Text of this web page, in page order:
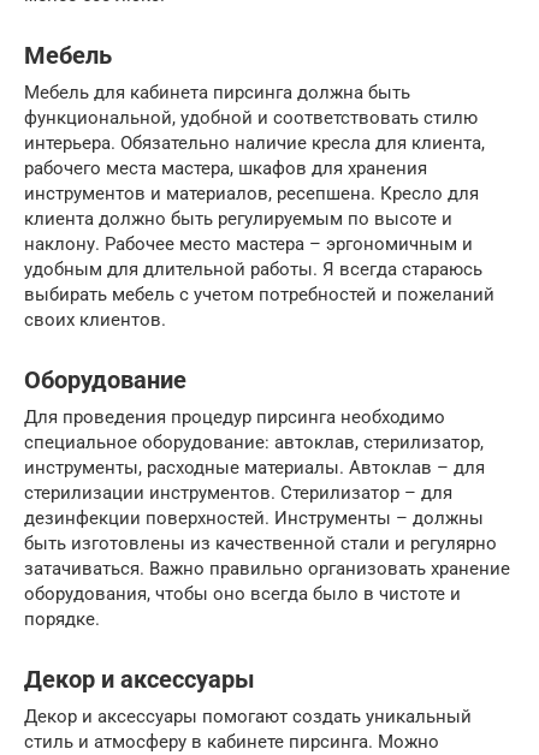
Мебель
Мебель для кабинета пирсинга должна быть
функциональной, удобной и соответствовать стилю
интерьера. Обязательно наличие кресла для клиента,
рабочего места мастера, шкафов для хранения
инструментов и материалов, ресепшена. Кресло для
клиента должно быть регулируемым по высоте и
наклону. Рабочее место мастера – эргономичным и
удобным для длительной работы. Я всегда стараюсь
выбирать мебель с учетом потребностей и пожеланий
своих клиентов.
Оборудование
Для проведения процедур пирсинга необходимо
специальное оборудование: автоклав, стерилизатор,
инструменты, расходные материалы. Автоклав – для
стерилизации инструментов. Стерилизатор – для
дезинфекции поверхностей. Инструменты – должны
быть изготовлены из качественной стали и регулярно
затачиваться. Важно правильно организовать хранение
оборудования, чтобы оно всегда было в чистоте и
порядке.
Декор и аксессуары
Декор и аксессуары помогают создать уникальный
стиль и атмосферу в кабинете пирсинга. Можно